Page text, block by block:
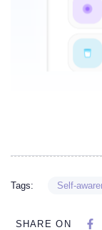
Tags: Self-
SHARE ON